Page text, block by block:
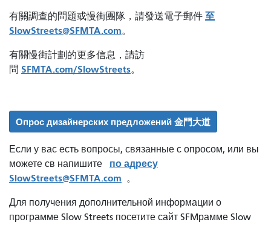
有關調查的問題或慢街團隊，請發送電子郵件 至
SlowStreets@SFMTA.com。
有關慢街計劃的更多信息，請訪
問 SFMTA.com/SlowStreets。
Опрос дизайнерских предложений 金門大道
Если у вас есть вопросы, связанные с опросом, или вы
можете св напишите по адресу
SlowStreets@SFMTA.com 。
Для получения дополнительной информации о
программе Slow Streets посетите сайт SFMрамме Slow